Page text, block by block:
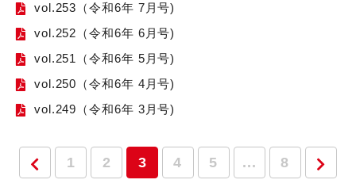
vol.253（令和6年 7月号)
vol.252（令和6年 6月号)
vol.251（令和6年 5月号)
vol.250（令和6年 4月号)
vol.249（令和6年 3月号)
1 2 3 4 5 ... 8